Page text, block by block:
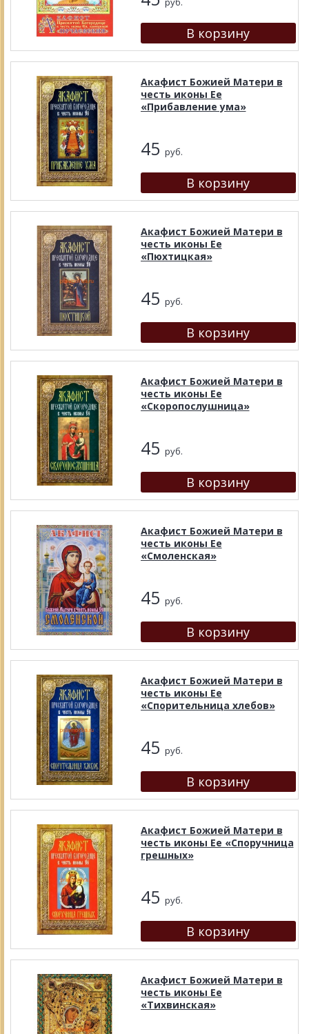
Акафист Божией Матери в
честь иконы Ее
«Прибавление ума»
45 руб.
Акафист Божией Матери в
честь иконы Ее
«Пюхтицкая»
45 руб.
Акафист Божией Матери в
честь иконы Ее
«Скоропослушница»
45 руб.
Акафист Божией Матери в
честь иконы Ее
«Смоленская»
45 руб.
Акафист Божией Матери в
честь иконы Ее
«Спорительница хлебов»
45 руб.
Акафист Божией Матери в
честь иконы Ее «Споручница
грешных»
45 руб.
Акафист Божией Матери в
честь иконы Ее
«Тихвинская»